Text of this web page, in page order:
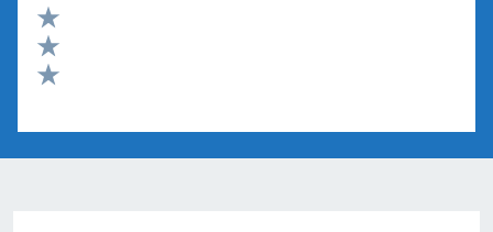
Valuta 4 stelle su 5
Valuta 3 stelle su 5
Valuta 2 stelle su 5